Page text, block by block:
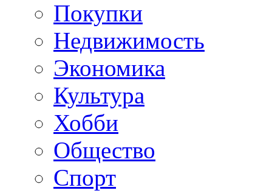
Покупки
Недвижимость
Экономика
Культура
Хобби
Общество
Спорт